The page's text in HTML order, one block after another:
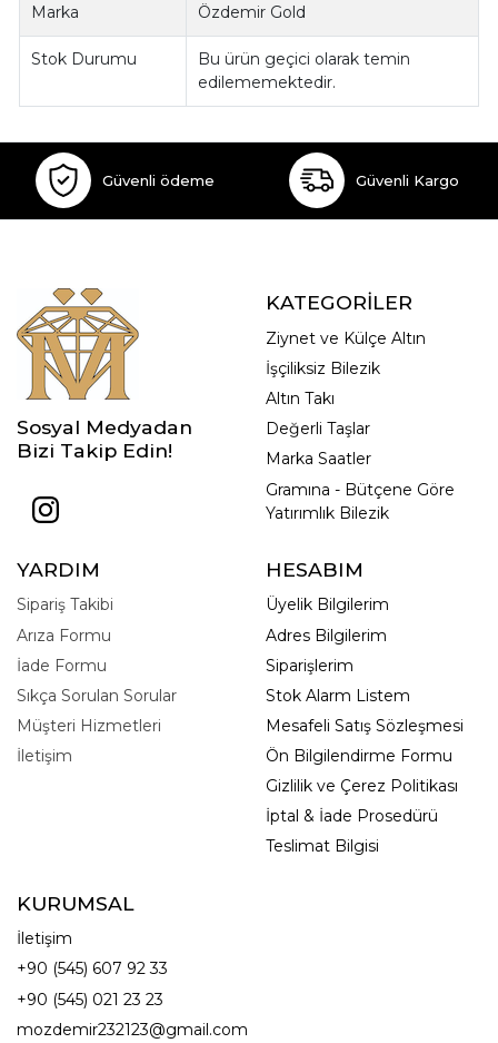
Marka Özdemir Gold
Stok Durumu
Bu ürün geçici olarak temin
edilememektedir.
Güvenli ödeme Güvenli Kargo
Sosyal Medyadan
Bizi Takip Edin!
KATEGORİLER
Ziynet ve Külçe Altın
İşçiliksiz Bilezik
Altın Takı
Değerli Taşlar
Marka Saatler
Gramına - Bütçene Göre
Yatırımlık Bilezik
YARDIM
Sipariş Takibi
Arıza Formu
İade Formu
Sıkça Sorulan Sorular
Müşteri Hizmetleri
İletişim
HESABIM
Üyelik Bilgilerim
Adres Bilgilerim
Siparişlerim
Stok Alarm Listem
Mesafeli Satış Sözleşmesi
Ön Bilgilendirme Formu
Gizlilik ve Çerez Politikası
İptal & İade Prosedürü
Teslimat Bilgisi
KURUMSAL
İletişim
+90 (545) 607 92 33
+90 (545) 021 23 23
mozdemir232123@gmail.com